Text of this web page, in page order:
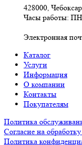
428000,
Часы работы:
Электронная
Каталог
Услуги
Информация
О компании
Контакты
Покупателям
Политика
Согласие на
Политика